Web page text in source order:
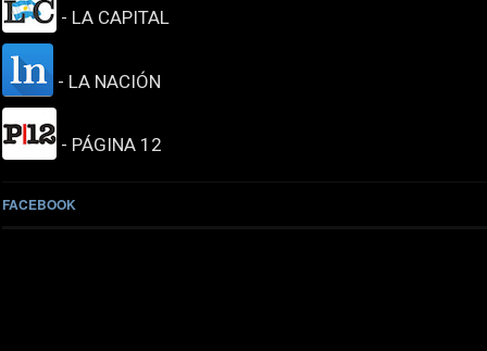
- LA CAPITAL
- LA NACIÓN
- PÁGINA 12
FACEBOOK